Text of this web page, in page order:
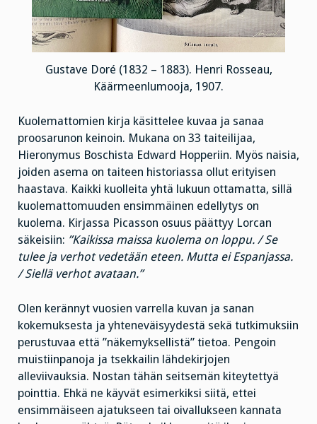
Gustave Doré (1832 – 1883). Henri Rosseau,
Käärmeenlumooja, 1907.
Kuolemattomien kirja käsittelee kuvaa ja sanaa
proosarunon keinoin. Mukana on 33 taiteilijaa,
Hieronymus Boschista Edward Hopperiin. Myös naisia,
joiden asema on taiteen historiassa ollut erityisen
haastava. Kaikki kuolleita yhtä lukuun ottamatta, sillä
kuolemattomuuden ensimmäinen edellytys on
kuolema. Kirjassa Picasson osuus päättyy Lorcan
säkeisiin: ”Kaikissa maissa kuolema on loppu. / Se
tulee ja verhot vedetään eteen. Mutta ei Espanjassa.
/ Siellä verhot avataan.”
Olen kerännyt vuosien varrella kuvan ja sanan
kokemuksesta ja yhteneväisyydestä sekä tutkimuksiin
perustuvaa että ”näkemyksellistä” tietoa. Pengoin
muistiinpanoja ja tsekkailin lähdekirjojen
alleviivauksia. Nostan tähän seitsemän kiteytettyä
pointtia. Ehkä ne käyvät esimerkiksi siitä, ettei
ensimmäiseen ajatukseen tai oivallukseen kannata